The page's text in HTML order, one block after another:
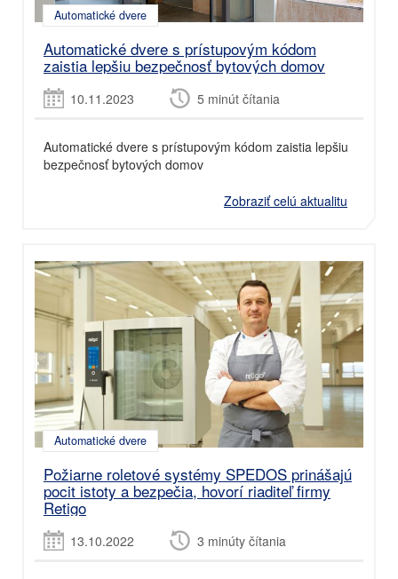
Automatické dvere
Automatické dvere s prístupovým kódom
zaistia lepšiu bezpečnosť bytových domov
10.11.2023 5 minút čítania
Automatické dvere s prístupovým kódom zaistia lepšiu
bezpečnosť bytových domov
Zobraziť celú aktualitu
Automatické dvere
Požiarne roletové systémy SPEDOS prinášajú
pocit istoty a bezpečia, hovorí riaditeľ firmy
Retigo
13.10.2022 3 minúty čítania